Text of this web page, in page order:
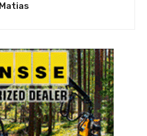
Matias